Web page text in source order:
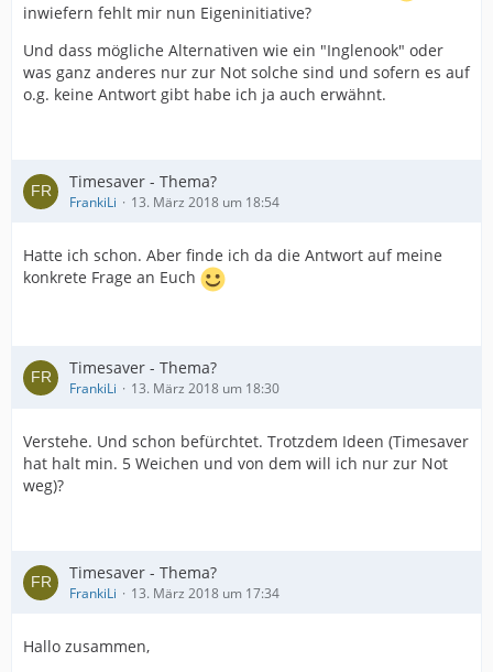
inwiefern fehlt mir nun Eigeninitiative?
Und dass mögliche Alternativen wie ein "Inglenook" oder
was ganz anderes nur zur Not solche sind und sofern es auf
o.g. keine Antwort gibt habe ich ja auch erwähnt.
Timesaver - Thema?
FrankiLi 13. März 2018 um 18:54
Hatte ich schon. Aber finde ich da die Antwort auf meine
konkrete Frage an Euch
Timesaver - Thema?
FrankiLi 13. März 2018 um 18:30
Verstehe. Und schon befürchtet. Trotzdem Ideen (Timesaver
hat halt min. 5 Weichen und von dem will ich nur zur Not
weg)?
Timesaver - Thema?
FrankiLi 13. März 2018 um 17:34
Hallo zusammen,